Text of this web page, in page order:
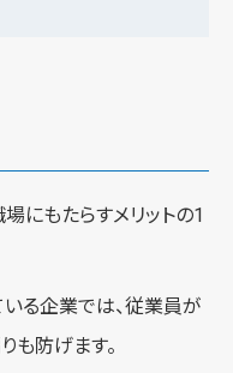
にもたらすメリットの1
る企業では、従業員が
も防げます。